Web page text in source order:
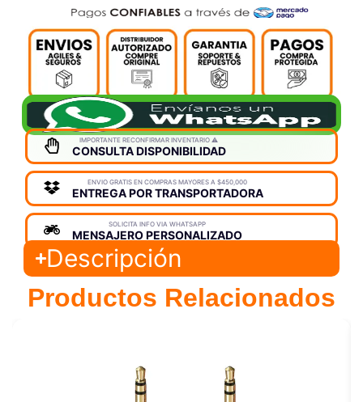
IMPORTANTE RECONFIRMAR INVENTARIO ⚠️
CONSULTA DISPONIBILIDAD
ENVIO GRATIS EN COMPRAS MAYORES A $450,000
ENTREGA POR TRANSPORTADORA
SOLICITA INFO VIA WHATSAPP
MENSAJERO PERSONALIZADO
Descripción
Productos Relacionados